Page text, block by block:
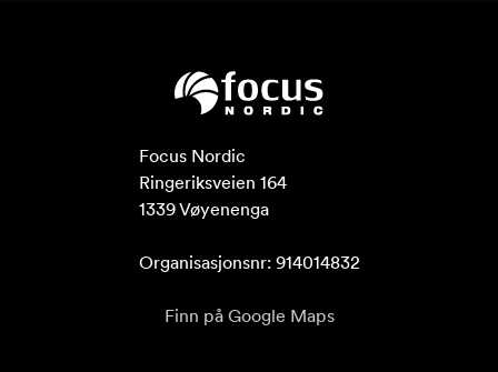
Focus Nordic
Ringeriksveien 164
1339 Vøyenenga
Organisasjonsnr: 914014832
Finn på Google Maps